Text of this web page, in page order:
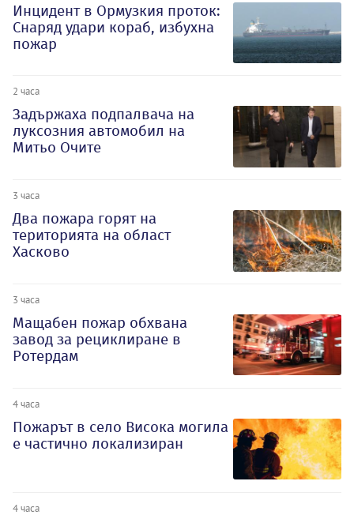
Инцидент в Ормузкия проток:
Снаряд удари кораб, избухна
пожар
2 часа
Задържаха подпалвача на
луксозния автомобил на
Митьо Очите
3 часа
Два пожара горят на
територията на област
Хасково
3 часа
Мащабен пожар обхвана
завод за рециклиране в
Ротердам
4 часа
Пожарът в село Висока могила
е частично локализиран
4 часа